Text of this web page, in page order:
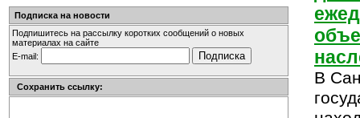
Подписка на новости
Подпишитесь на рассылку коротких сообщений о новых
материалах на сайте
E-mail:
Сохранить ссылку:
В